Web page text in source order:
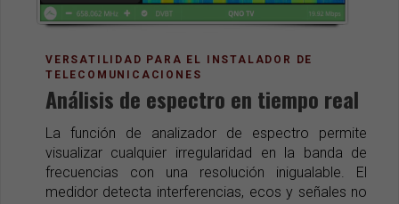
VERSATILIDAD PARA EL INSTALADOR DE
TELECOMUNICACIONES
Análisis de espectro en tiempo real
La función de analizador de espectro permite
visualizar cualquier irregularidad en la banda de
frecuencias con una resolución inigualable. El
medidor detecta interferencias, ecos y señales no